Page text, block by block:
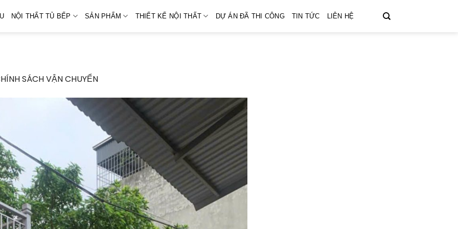
NỘI THẤT TỦ BẾP SẢN PHẨM THIẾT KẾ NỘI THẤT DỰ ÁN ĐÃ THI CÔNG TIN TỨC LIÊN HỆ
SÁCH VẬN CHUYỂN